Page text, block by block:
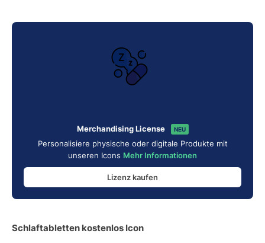
Merchandising License NEU
Personalisiere physische oder digitale Produkte mit
unseren Icons Mehr Informationen
Lizenz kaufen
Schlaftabletten kostenlos Icon